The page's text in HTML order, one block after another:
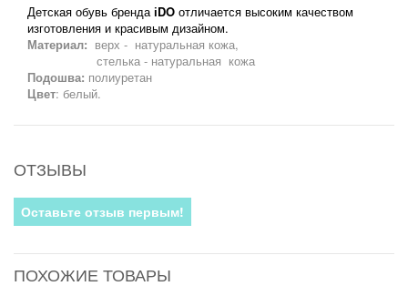
Детская обувь брендаіDO отличается высоким качеством
изготовления и красивым дизайном.
Материал: верх - натуральная кожа,
стелька - натуральная кожа
Подошва: полиуретан
Цвет: белый.
ОТЗЫВЫ
Оставьте отзыв первым!
ПОХОЖИЕ ТОВАРЫ